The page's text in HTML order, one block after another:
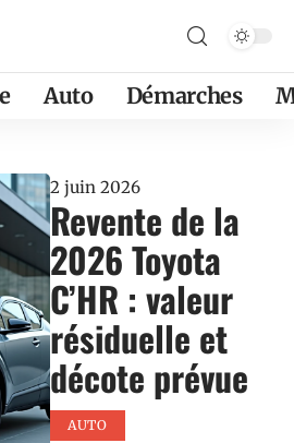
Auto Démarches
2 juin 2026
Revente de la
2026 Toyota
C’HR : valeur
résiduelle et
décote prévue
AUTO